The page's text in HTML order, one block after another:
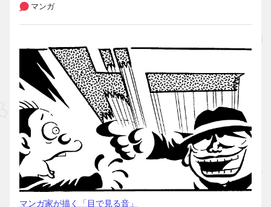
マンガ
マンガ家が描く「目で見る音」